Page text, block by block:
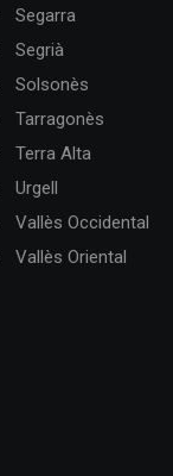
Segarra
Segrià
Solsonès
Tarragonès
Terra Alta
Urgell
Vallès Occidental
Vallès Oriental